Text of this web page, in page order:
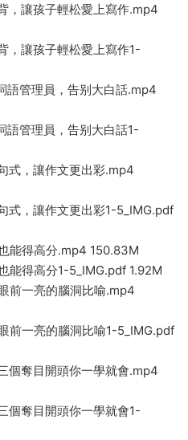
，讓孩子輕松愛上寫作.mp4
，讓孩子輕松愛上寫作1-
語管理員，告别大白話.mp4
語管理員，告别大白話1-
式，讓作文更出彩.mp4
式，讓作文更出彩1-5_IMG.pdf
能得高分.mp4 150.83M
能得高分1-5_IMG.pdf 1.92M
前一亮的腦洞比喻.mp4
前一亮的腦洞比喻1-5_IMG.pdf
個奪目開頭你一學就會.mp4
個奪目開頭你一學就會1-